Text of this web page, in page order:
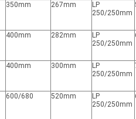
350mm 267mm
LP
250/250mm
400mm 282mm
LP
250/250mm
400mm 300mm
LP
250/250mm
600/680 520mm
LP
250/250mm